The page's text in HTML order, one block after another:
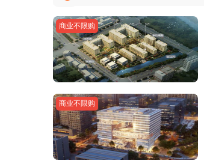
商业不限购
商业不限购